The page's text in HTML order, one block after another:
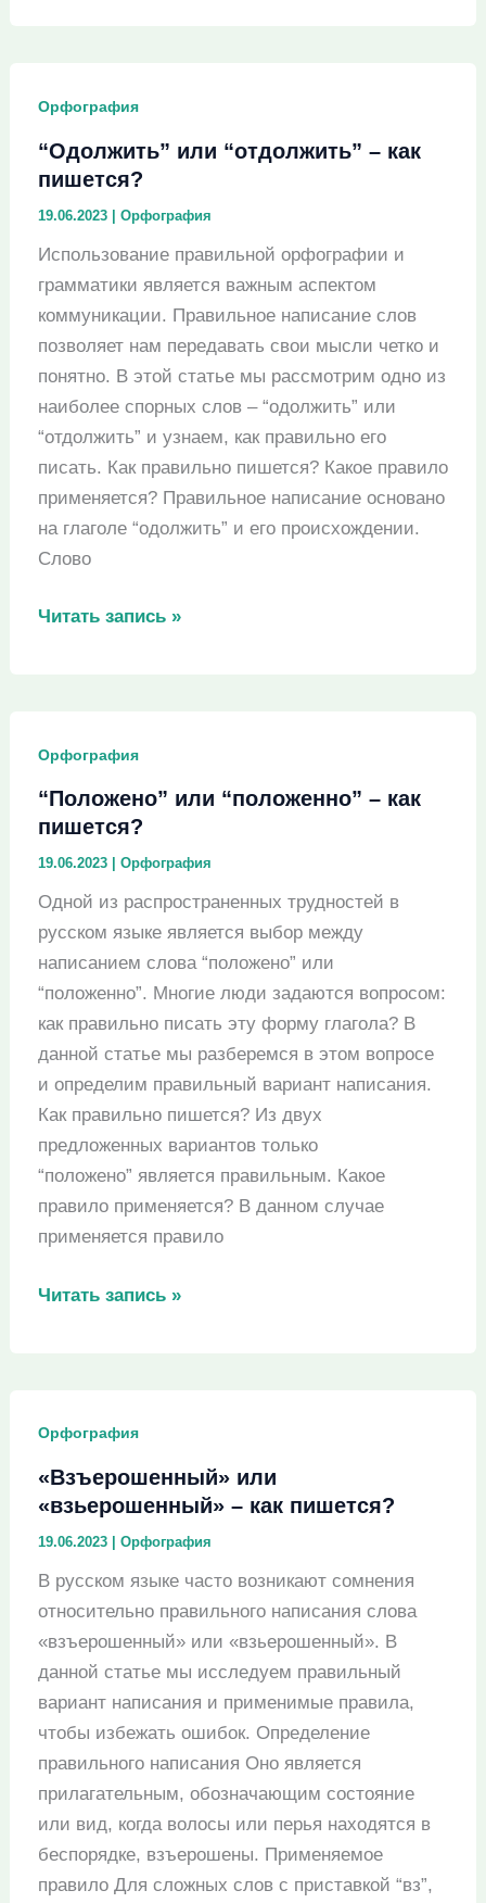
пишется?
Орфография
“Одолжить” или “отдолжить” – как
пишется?
19.06.2023 | Орфография
Использование правильной орфографии и
грамматики является важным аспектом
коммуникации. Правильное написание слов
позволяет нам передавать свои мысли четко и
понятно. В этой статье мы рассмотрим одно из
наиболее спорных слов – “одолжить” или
“отдолжить” и узнаем, как правильно его
писать. Как правильно пишется? Какое правило
применяется? Правильное написание основано
на глаголе “одолжить” и его происхождении.
Слово
“Одолжить”
пишется?
Читать запись »
Орфография
“Положено” или “положенно” – как
пишется?
19.06.2023 Орфография
Одной из распространенных трудностей в
русском языке является выбор между
написанием слова “положено” или
“положенно”. Многие люди задаются вопросом:
как правильно писать эту форму глагола? В
данной статье мы разберемся в этом вопросе
и определим правильный вариант написания.
Как правильно пишется? Из двух
предложенных вариантов только
“положено” является правильным. Какое
правило применяется? В данном случае
применяется правило
“Положено”
пишется?
Читать запись »
Орфография
«Взъерошенный» или
«взьерошенный» – как пишется?
19.06.2023 Орфография
В русском языке часто возникают сомнения
относительно правильного написания слова
«взъерошенный» или «взьерошенный». В
данной статье мы исследуем правильный
вариант написания и применимые правила,
чтобы избежать ошибок. Определение
правильного написания Оно является
прилагательным, обозначающим состояние
или вид, когда волосы или перья находятся в
беспорядке, взъерошены. Применяемое
правило Для сложных слов с приставкой “вз”,